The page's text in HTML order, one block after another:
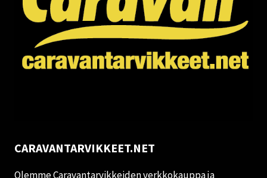
CARAVANTARVIKKEET.NET
Olemme Caravantarvikkeiden verkkokauppa ja